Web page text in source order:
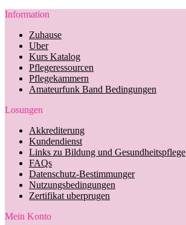
Information
Zuhause
Uber
Kurs Katalog
Pflegeressourcen
Pflegekammern
Amateurfunk Band Bedingungen
Losungen
Akkrediterung
Kundendienst
Links zu Bildung und Gesundheitspflege
FAQs
Datenschutz-Bestimmunger
Nutzungsbedingungen
Zertifikat uberprugen
Mein Konto